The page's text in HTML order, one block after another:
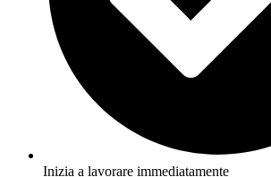
Inizia a lavorare immediatamente